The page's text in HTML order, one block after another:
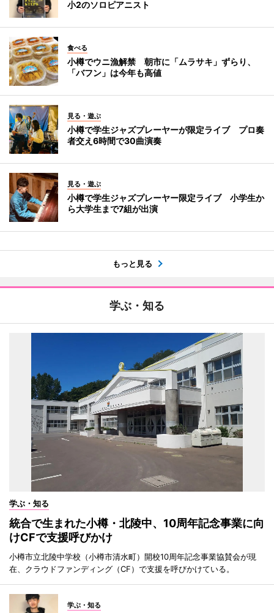
小2のソロピアニスト
食べる
小樽でウニ漁解禁 朝市に「ムラサキ」ずらり、
「バフン」は今年も高値
見る・遊ぶ
小樽で学生ジャズプレーヤーが限定ライブ プロ奏
者交え6時間で30曲演奏
見る・遊ぶ
小樽で学生ジャズプレーヤー限定ライブ 小学生か
ら大学生まで7組が出演
もっと見る
学ぶ・知る
学ぶ・知る
統合で生まれた小樽・北陵中、10周年記念事業に向
けCFで支援呼びかけ
小樽市立北陵中学校（小樽市清水町）開校10周年記念事業協賛会が現
在、クラウドファンディング（CF）で支援を呼びかけている。
学ぶ・知る